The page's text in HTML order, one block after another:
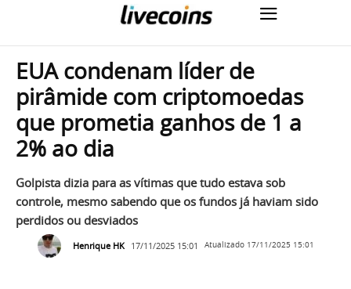
EUA condenam líder de
pirâmide com criptomoedas
que prometia ganhos de 1 a
2% ao dia
Golpista dizia para as vítimas que tudo estava sob
controle, mesmo sabendo que os fundos já haviam sido
perdidos ou desviados
Henrique HK 17/11/2025 15:01 Atualizado 17/11/2025 15:01